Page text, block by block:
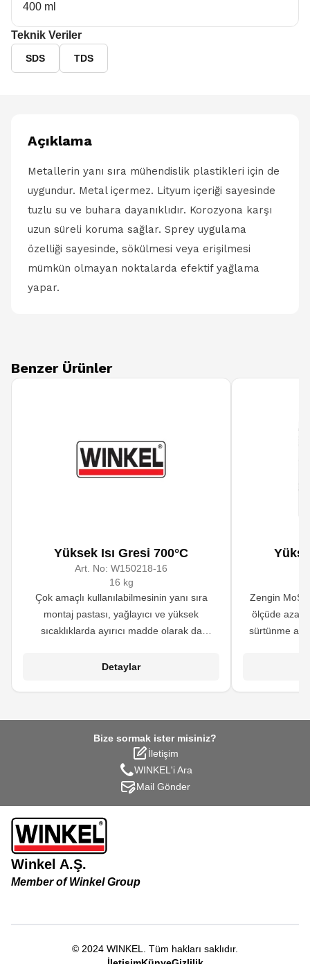
400 ml
Teknik Veriler
SDS TDS
Açıklama
Metallerin yanı sıra mühendislik plastikleri için de
uygundur. Metal içermez. Lityum içeriği sayesinde
tuzlu su ve buhara dayanıklıdır. Korozyona karşı
uzun süreli koruma sağlar. Sprey uygulama
özelliği sayesinde, sökülmesi veya erişilmesi
mümkün olmayan noktalarda efektif yağlama
yapar.
Benzer Ürünler
Yüksek Isı Gresi 700°C
Art. No:W150218-16
16 kg
Çok amaçlı kullanılabilmesinin yanı sıra
montaj pastası, yağlayıcı ve yüksek
sıcaklıklarda ayırıcı madde olarak da
molibden disülfür muhtevası çok daha
Detaylar
Zengin
ölçüde
sürtünme
Bize sormak ister misiniz?
İletişim
WINKEL'i Ara
Mail Gönder
Winkel A.Ş.
Member of Winkel Group
© 2024 WINKEL. Tüm hakları saklıdır.